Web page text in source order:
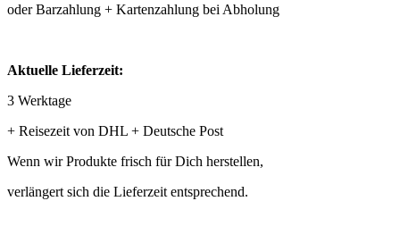
oder Barzahlung + Kartenzahlung bei Abholung
Aktuelle Lieferzeit:
3 Werktage
+ Reisezeit von DHL + Deutsche Post
Wenn wir Produkte frisch für Dich herstellen,
verlängert sich die Lieferzeit entsprechend.